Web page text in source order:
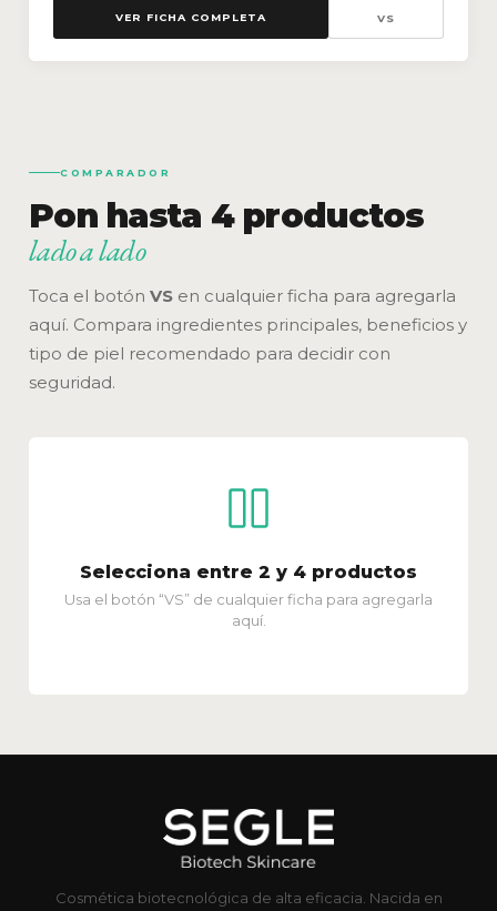
VER FICHA COMPLETA VS
COMPARADOR
Pon hasta 4 productos
lado a lado
Toca el botón VS en cualquier ficha para agregarla
aquí. Compara ingredientes principales, beneficios y
tipo de piel recomendado para decidir con
seguridad.
Selecciona entre 2 y 4 productos
Usa el botón “VS” de cualquier ficha para agregarla
aquí.
Cosmética biotecnológica de alta eficacia. Nacida en